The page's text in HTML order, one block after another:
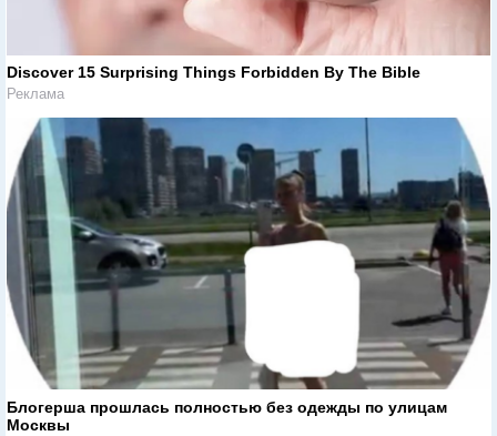
Discover 15 Surprising Things Forbidden By The Bible
Реклама
Блогерша прошлась полностью без одежды по улицам
Москвы